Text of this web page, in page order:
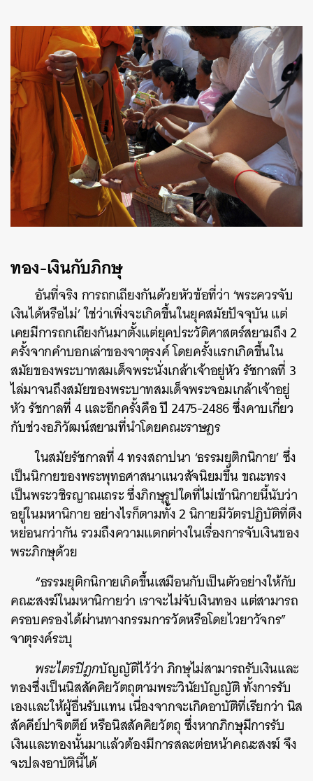
ทอง-เงินกับภิกษุ
อันที่จริง การถกเถียงกันด้วยหัวข้อที่ว่า ‘พระควรจับ
เงินได้หรือไม่’ ใช่ว่าเพิ่งจะเกิดขึ้นในยุคสมัยปัจจุบัน แต่
เคยมีการถกเถียงกันมาตั้งแต่ยุคประวัติศาสตร์สยามถึง 2
ครั้งจากคำบอกเล่าของจาตุรงค์ โดยครั้งแรกเกิดขึ้นใน
สมัยของพระบาทสมเด็จพระนั่งเกล้าเจ้าอยู่หัว รัชกาลที่ 3
ไล่มาจนถึงสมัยของพระบาทสมเด็จพระจอมเกล้าเจ้าอยู่
หัว รัชกาลที่ 4 และอีกครั้งคือ ปี 2475-2486 ซึ่งคาบเกี่ยว
กับช่วงอภิวัฒน์สยามที่นำโดยคณะราษฎร
ในสมัยรัชกาลที่ 4 ทรงสถาปนา ‘ธรรมยุติกนิกาย’ ซึ่ง
เป็นนิกายของพระพุทธศาสนาแนวสัจนิยมขึ้น ขณะทรง
เป็นพระวชิรญาณเถระ ซึ่งภิกษุรูปใดที่ไม่เข้านิกายนี้นับว่า
อยู่ในมหานิกาย อย่างไรก็ตามทั้ง 2 นิกายมีวัตรปฏิบัติที่ตึง
หย่อนกว่ากัน รวมถึงความแตกต่างในเรื่องการจับเงินของ
พระภิกษุด้วย
“ธรรมยุติกนิกายเกิดขึ้นเสมือนกับเป็นตัวอย่างให้กับ
คณะสงฆ์ในมหานิกายว่า เราจะไม่จับเงินทอง แต่สามารถ
ครอบครองได้ผ่านทางกรรมการวัดหรือโดยไวยาวัจกร”
จาตุรงค์ระบุ
พระไตรปิฎกบัญญัติไว้ว่า ภิกษุไม่สามารถรับเงินและ
ทองซึ่งเป็นนิสสัคคิยวัตถุตามพระวินัยบัญญัติ ทั้งการรับ
เองและให้ผู้อื่นรับแทน เนื่องจากจะเกิดอาบัติที่เรียกว่า นิส
สัคคีย์ปาจิตตีย์ หรือนิสสัคคิยวัตถุ ซึ่งหากภิกษุมีการรับ
เงินและทองนั้นมาแล้วต้องมีการสละต่อหน้าคณะสงฆ์ จึง
จะปลงอาบัตินี้ได้